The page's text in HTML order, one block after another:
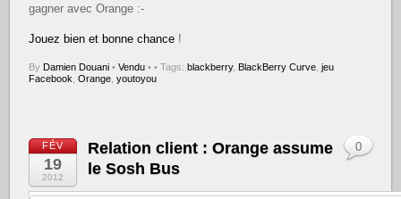
gagner avec Orange :-
Jouez bien et bonne chance !
By Damien Douani • Vendu • • Tags:blackberry, BlackBerry Curve ,jeu
Facebook ,Orange ,youtoyou
FÉV
19
2012
Relation client : Orange assume
le Sosh Bus
0